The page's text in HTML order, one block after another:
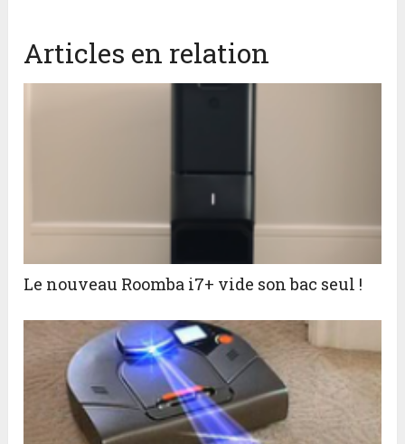
Articles en relation
Le nouveau Roomba i7+ vide son bac seul !